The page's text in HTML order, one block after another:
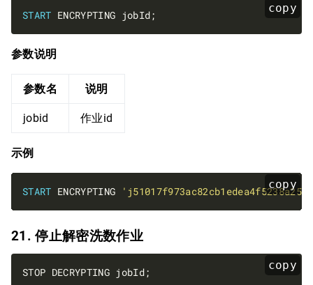
copy
START
参数说明
参数名 说明
jobid 作业id
示例
copy
START ENCRYPTING
21. 停止解密洗数作业
copy